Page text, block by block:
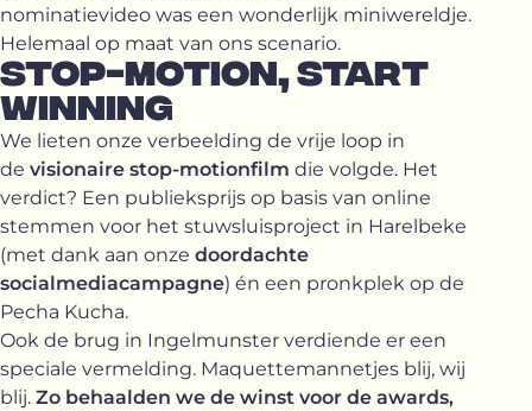
nominatievideo was een wonderlijk miniwereldje.
Helemaal op maat van ons scenario.
STOP-MOTION, START
WINNING
We lieten onze verbeelding de vrije loop in
de visionaire stop-motionfilm die volgde. Het
verdict? Een publieksprijs op basis van online
stemmen voor het stuwsluisproject in Harelbeke
(met dank aan onze doordachte
socialmediacampagne) én een pronkplek op de
Pecha Kucha.
Ook de brug in Ingelmunster verdiende er een
speciale vermelding. Maquettemannetjes blij, wij
blij. Zo behaalden we de winst voor de awards,